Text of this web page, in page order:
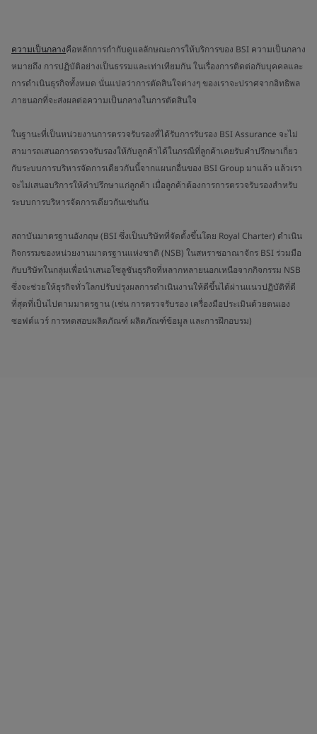
ความเป็นกลางคือหลักการกำกับดูแลลักษณะการให้บริการของ BSI ความเป็นกลาง
หมายถึง การปฏิบัติอย่างเป็นธรรมและเท่าเทียมกัน ในเรื่องการติดต่อกับบุคคลและ
การดำเนินธุรกิจทั้งหมด นั่นแปลว่าการตัดสินใจต่างๆ ของเราจะปราศจากอิทธิพล
ภายนอกที่จะส่งผลต่อความเป็นกลางในการตัดสินใจ
ในฐานะที่เป็นหน่วยงานการตรวจรับรองที่ได้รับการรับรอง BSI Assurance จะไม่
สามารถเสนอการตรวจรับรองให้กับลูกค้าได้ในกรณีที่ลูกค้าเคยรับคำปรึกษาเกี่ยว
กับระบบการบริหารจัดการเดียวกันนี้จากแผนกอื่นของ BSI Group มาแล้ว แล้วเรา
จะไม่เสนอบริการให้คำปรึกษาแก่ลูกค้า เมื่อลูกค้าต้องการการตรวจรับรองสำหรับ
ระบบการบริหารจัดการเดียวกันเช่นกัน
สถาบันมาตรฐานอังกฤษ (BSI ซึ่งเป็นบริษัทที่จัดตั้งขึ้นโดย Royal Charter) ดำเนิน
กิจกรรมของหน่วยงานมาตรฐานแห่งชาติ (NSB) ในสหราชอาณาจักร BSI ร่วมมือ
กับบริษัทในกลุ่มเพื่อนำเสนอโซลูชันธุรกิจที่หลากหลายนอกเหนือจากกิจกรรม NSB
ซึ่งจะช่วยให้ธุรกิจทั่วโลกปรับปรุงผลการดำเนินงานให้ดีขึ้นได้ผ่านแนวปฏิบัติที่ดี
ที่สุดที่เป็นไปตามมาตรฐาน (เช่น การตรวจรับรอง เครื่องมือประเมินด้วยตนเอง
ซอฟต์แวร์ การทดสอบผลิตภัณฑ์ ผลิตภัณฑ์ข้อมูล และการฝึกอบรม)